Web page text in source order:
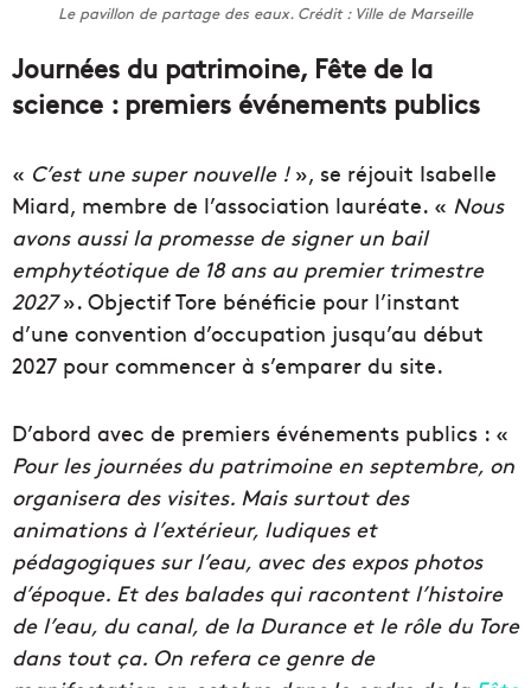
Le pavillon de partage des eaux. Crédit : Ville de Marseille
Journées du patrimoine, Fête de la
science : premiers événements publics
« C’est une super nouvelle ! », se réjouit Isabelle
Miard, membre de l’association lauréate. « Nous
avons aussi la promesse de signer un bail
emphytéotique de 18 ans au premier trimestre
2027». Objectif Tore bénéficie pour l’instant
d’une convention d’occupation jusqu’au début
2027 pour commencer à s’emparer du site.
D’abord avec de premiers événements publics : «
Pour les journées du patrimoine en septembre, on
organisera des visites. Mais surtout des
animations à l’extérieur, ludiques et
pédagogiques sur l’eau, avec des expos photos
d’époque. Et des balades qui racontent l’histoire
de l’eau, du canal, de la Durance et le rôle du Tore
dans tout ça. On refera ce genre de